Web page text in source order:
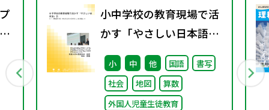
小中学校の教育現場で活
かす「やさしい日本語」
② ～「（学校内での）子
どもたちへのやさしい日
本語」～
小 中 他 国語
書写
社会
地図
算数
外国人児童生徒教育